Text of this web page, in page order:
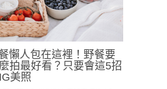
懶人包在這裡！野餐要
拍最好看？只要會這5招
美照